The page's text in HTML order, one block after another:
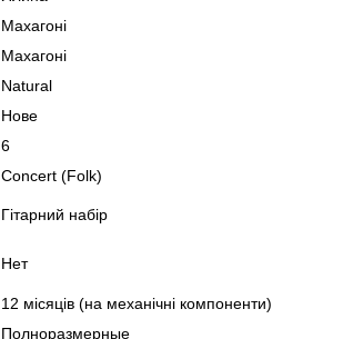
Махагоні
Махагоні
Natural
Нове
6
Concert (Folk)
Гітарний набір
Нет
12 місяців (на механічні компоненти)
Полноразмерные